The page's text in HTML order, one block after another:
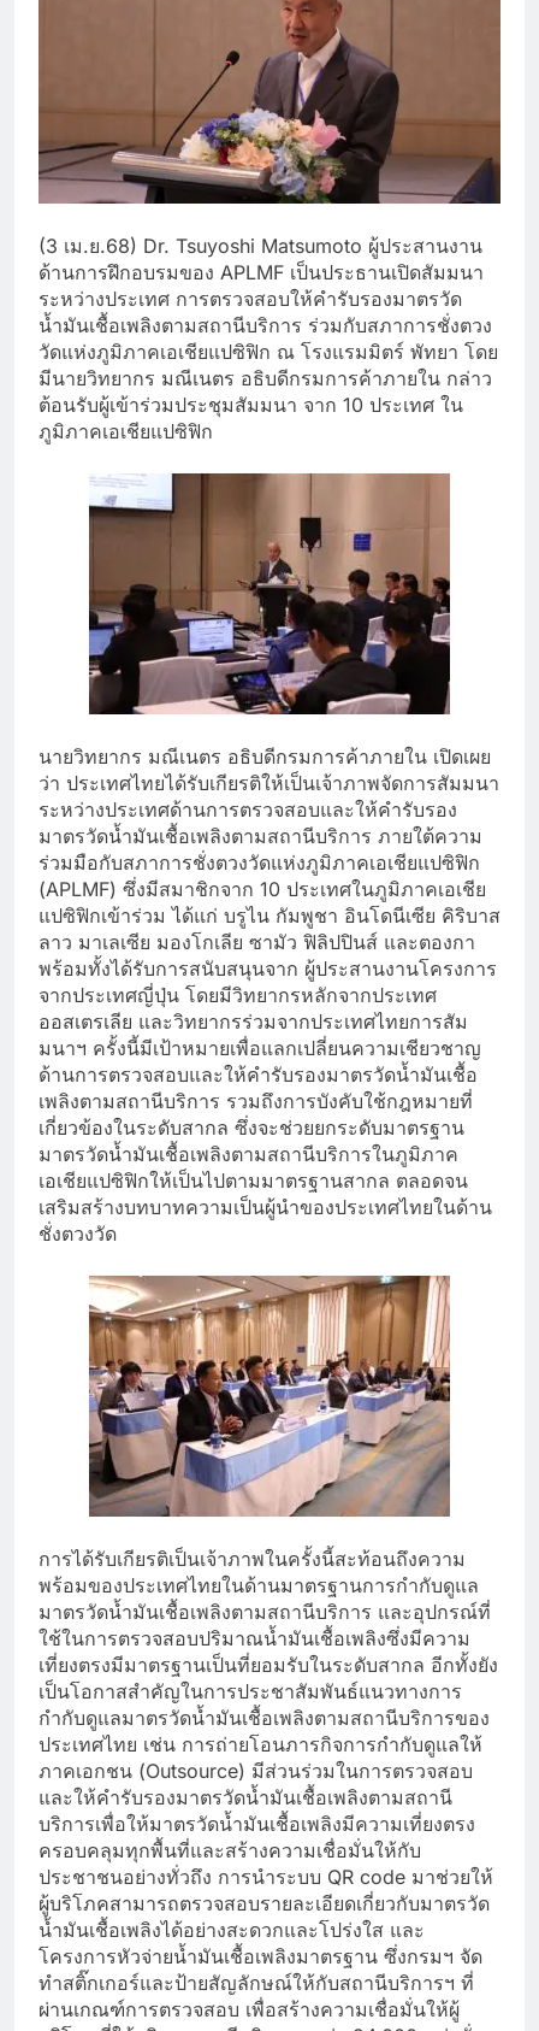
(3 เม.ย.68) Dr. Tsuyoshi Matsumoto ผู้ประสานงาน
ด้านการฝึกอบรมของ APLMF เป็นประธานเปิดสัมมนา
ระหว่างประเทศ การตรวจสอบให้คำรับรองมาตรวัด
น้ำมันเชื้อเพลิงตามสถานีบริการ ร่วมกับสภาการชั่งตวง
วัดแห่งภูมิภาคเอเชียแปซิฟิก ณ โรงแรมมิตร์ พัทยา โดย
มีนายวิทยากร มณีเนตร อธิบดีกรมการค้าภายใน กล่าว
ต้อนรับผู้เข้าร่วมประชุมสัมมนา จาก 10 ประเทศ ใน
ภูมิภาคเอเชียแปซิฟิก
นายวิทยากร มณีเนตร อธิบดีกรมการค้าภายใน เปิดเผย
ว่า ประเทศไทยได้รับเกียรติให้เป็นเจ้าภาพจัดการสัมมนา
ระหว่างประเทศด้านการตรวจสอบและให้คำรับรอง
มาตรวัดน้ำมันเชื้อเพลิงตามสถานีบริการ ภายใต้ความ
ร่วมมือกับสภาการชั่งตวงวัดแห่งภูมิภาคเอเชียแปซิฟิก
(APLMF) ซึ่งมีสมาชิกจาก 10 ประเทศในภูมิภาคเอเชีย
แปซิฟิกเข้าร่วม ได้แก่ บรูไน กัมพูชา อินโดนีเซีย คิริบาส
ลาว มาเลเซีย มองโกเลีย ซามัว ฟิลิปปินส์ และตองกา
พร้อมทั้งได้รับการสนับสนุนจาก ผู้ประสานงานโครงการ
จากประเทศญี่ปุ่น โดยมีวิทยากรหลักจากประเทศ
ออสเตรเลีย และวิทยากรร่วมจากประเทศไทยการสัม
มนาฯ ครั้งนี้มีเป้าหมายเพื่อแลกเปลี่ยนความเชียวชาญ
ด้านการตรวจสอบและให้คำรับรองมาตรวัดน้ำมันเชื้อ
เพลิงตามสถานีบริการ รวมถึงการบังคับใช้กฎหมายที่
เกี่ยวข้องในระดับสากล ซึ่งจะช่วยยกระดับมาตรฐาน
มาตรวัดน้ำมันเชื้อเพลิงตามสถานีบริการในภูมิภาค
เอเชียแปซิฟิกให้เป็นไปตามมาตรฐานสากล ตลอดจน
เสริมสร้างบทบาทความเป็นผู้นำของประเทศไทยในด้าน
ชั่งตวงวัด
การได้รับเกียรติเป็นเจ้าภาพในครั้งนี้สะท้อนถึงความ
พร้อมของประเทศไทยในด้านมาตรฐานการกำกับดูแล
มาตรวัดน้ำมันเชื้อเพลิงตามสถานีบริการ และอุปกรณ์ที่
ใช้ในการตรวจสอบปริมาณน้ำมันเชื้อเพลิงซึ่งมีความ
เที่ยงตรงมีมาตรฐานเป็นที่ยอมรับในระดับสากล อีกทั้งยัง
เป็นโอกาสสำคัญในการประชาสัมพันธ์แนวทางการ
กำกับดูแลมาตรวัดน้ำมันเชื้อเพลิงตามสถานีบริการของ
ประเทศไทย เช่น การถ่ายโอนภารกิจการกำกับดูแลให้
ภาคเอกชน (Outsource) มีส่วนร่วมในการตรวจสอบ
และให้คำรับรองมาตรวัดน้ำมันเชื้อเพลิงตามสถานี
บริการเพื่อให้มาตรวัดน้ำมันเชื้อเพลิงมีความเที่ยงตรง
ครอบคลุมทุกพื้นที่และสร้างความเชื่อมั่นให้กับ
ประชาชนอย่างทั่วถึง การนำระบบ QR code มาช่วยให้
ผู้บริโภคสามารถตรวจสอบรายละเอียดเกี่ยวกับมาตรวัด
น้ำมันเชื้อเพลิงได้อย่างสะดวกและโปร่งใส และ
โครงการหัวจ่ายน้ำมันเชื้อเพลิงมาตรฐาน ซึ่งกรมฯ จัด
ทำสติ๊กเกอร์และป้ายสัญลักษณ์ให้กับสถานีบริการฯ ที่
ผ่านเกณฑ์การตรวจสอบ เพื่อสร้างความเชื่อมั่นให้ผู้